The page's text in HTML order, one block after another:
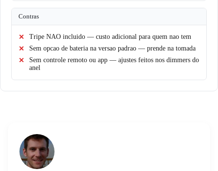
Contras
Tripe NAO incluido — custo adicional para quem nao tem
Sem opcao de bateria na versao padrao — prende na tomada
Sem controle remoto ou app — ajustes feitos nos dimmers do
anel